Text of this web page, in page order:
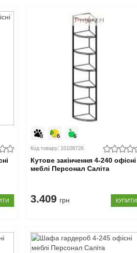
Код товару: 10108726
Кутове закінчення 4-240 офісні
меблі Персонал Саліта
3.409 грн КУПИТИ